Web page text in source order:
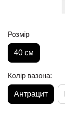
Розмір
40 см
Колір вазона:
Антрацит